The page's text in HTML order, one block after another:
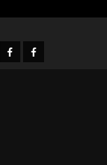
Facebook-Facebook-